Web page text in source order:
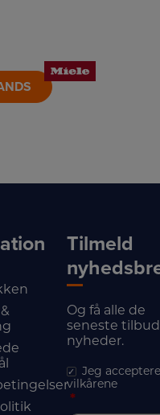
Tilmeld
Og få alle de
seneste
nyheder.
Jeg
vilkårene
*